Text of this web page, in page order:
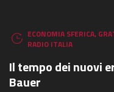
ECONOMIA SFERICA,
RADIO ITALIA
Il tempo dei nuovi
Bauer